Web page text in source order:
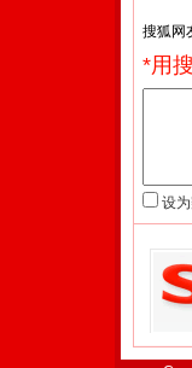
*用
设